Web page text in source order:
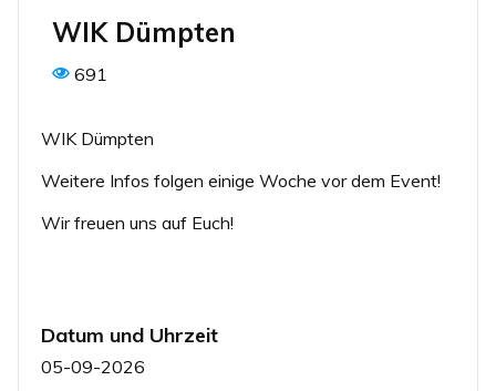
WIK Dümpten
691
WIK Dümpten
Weitere Infos folgen einige Woche vor dem Event!
Wir freuen uns auf Euch!
Datum und Uhrzeit
05-09-2026